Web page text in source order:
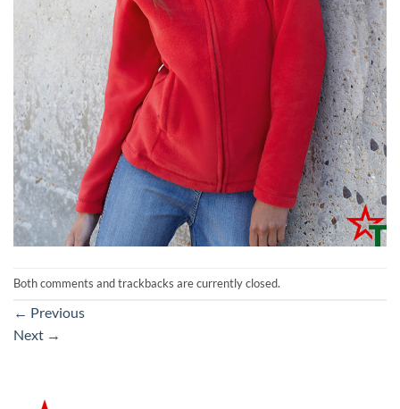
Both comments and trackbacks are currently closed.
← Previous
Next →